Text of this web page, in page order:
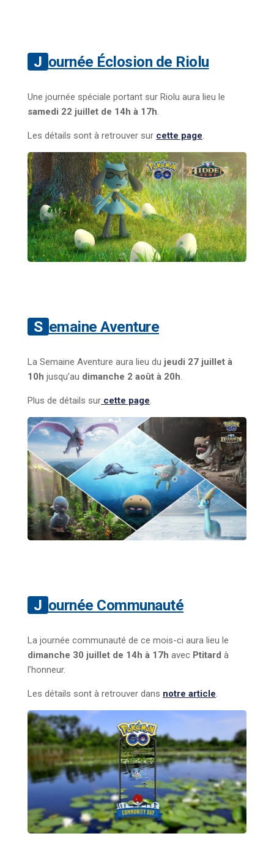
Journée Éclosion de Riolu
Une journée spéciale portant sur Riolu aura lieu le
samedi 22 juillet de 14h à 17h.
Les détails sont à retrouver sur cette page.
Semaine Aventure
La Semaine Aventure aura lieu du jeudi 27 juillet à
10h jusqu’au dimanche 2 août à 20h.
Plus de détails sur cette page.
Journée Communauté
La journée communauté de ce mois-ci aura lieu le
dimanche 30 juillet de 14h à 17h avec Ptitard à
l’honneur.
Les détails sont à retrouver dans notre article.